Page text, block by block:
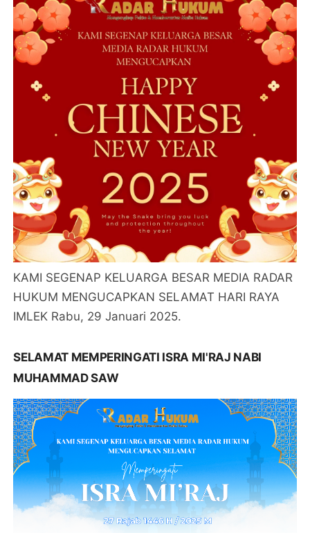
KAMI SEGENAP KELUARGA BESAR MEDIA RADAR
HUKUM MENGUCAPKAN SELAMAT HARI RAYA
IMLEK Rabu, 29 Januari 2025.
SELAMAT MEMPERINGATI ISRA MI'RAJ NABI
MUHAMMAD SAW